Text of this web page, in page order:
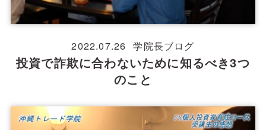
2022.07.26 学院長ブログ
投資で詐欺に合わないために知るべき3つ
のこと